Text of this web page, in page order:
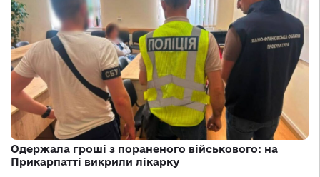
Одержала гроші з пораненого військового: на
Прикарпатті викрили лікарку